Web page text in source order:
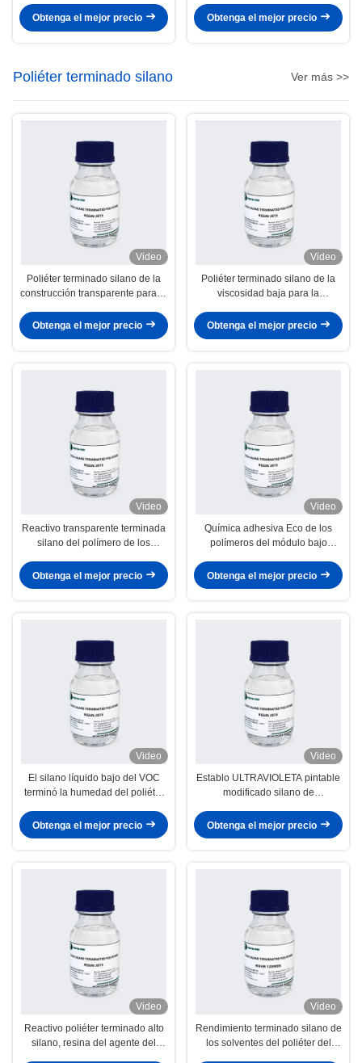
Obtenga el mejor precio
ambiente para el pegamento de
Obtenga el mejor precio
Poliéter terminado silano Ver más >>
Video
Poliéter terminado silano de la
construcción transparente para el
Obtenga el mejor precio
Video
Poliéter terminado silano de la
viscosidad baja para la
del poliéter
Obtenga el mejor precio
Video
Reactivo transparente terminada
silano del polímero de los
Obtenga el mejor precio
Video
Química adhesiva Eco de los
polímeros del módulo bajo
construcción vida útil de 12
meses
Obtenga el mejor precio
Video
El silano líquido bajo del VOC
terminó la humedad del poliéter
Obtenga el mejor precio
Video
Establo ULTRAVIOLETA pintable
modificado silano de
del sellante
Obtenga el mejor precio
Video
Reactivo poliéter terminado alto
silano, resina del agente del
Video
Rendimiento terminado silano de
los solventes del poliéter del